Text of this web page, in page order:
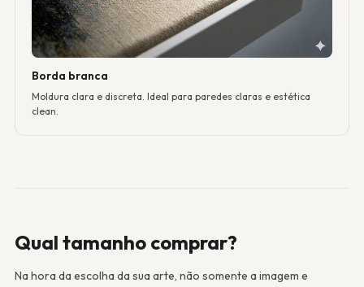
Borda branca
Moldura clara e discreta. Ideal para paredes claras e estética
clean.
Qual tamanho comprar?
Na hora da escolha da sua arte, não somente a imagem e